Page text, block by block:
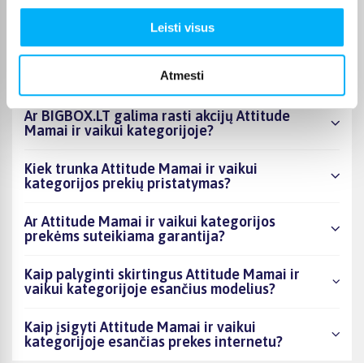
Leisti visus
Atmesti
esantys produktai šiuo metu populiariausi?
Kiek prekių yra Attitude Mamai ir vaikui
Ar BIGBOX.LT galima rasti akcijų Attitude
Mamai ir vaikui kategorijoje?
Kiek trunka Attitude Mamai ir vaikui
kategorijos prekių pristatymas?
Ar Attitude Mamai ir vaikui kategorijos
prekėms suteikiama garantija?
Kaip palyginti skirtingus Attitude Mamai ir
vaikui kategorijoje esančius modelius?
Kaip įsigyti Attitude Mamai ir vaikui
kategorijoje esančias prekes internetu?